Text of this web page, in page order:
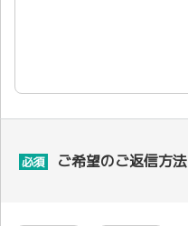
必須 ご希望のご返信方法